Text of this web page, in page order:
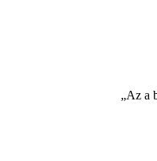
„Az a